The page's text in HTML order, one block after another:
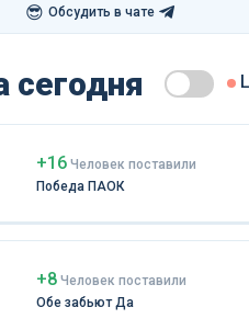
😎 Обсудить в чате
сегодня
+16 Человек поставили
Победа ПАОК
+8 Человек поставили
Обе забьют Да